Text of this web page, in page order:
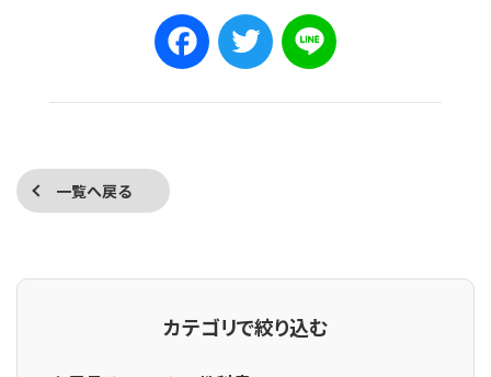
FacebookTwitter
一覧へ戻る
カテゴリで絞り込む